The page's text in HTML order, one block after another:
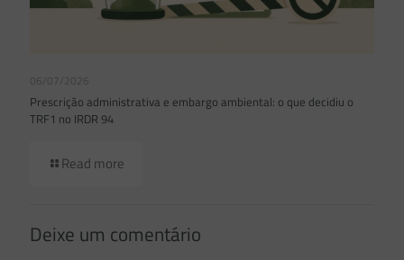
06/07/2026
Prescrição administrativa e embargo ambiental: o que decidiu o
TRF1 no IRDR 94
Read more
Deixe um comentário